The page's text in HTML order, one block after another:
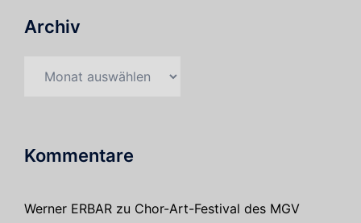
Archiv
Kommentare
Werner ERBAR zu Chor-Art-Festival des MGV